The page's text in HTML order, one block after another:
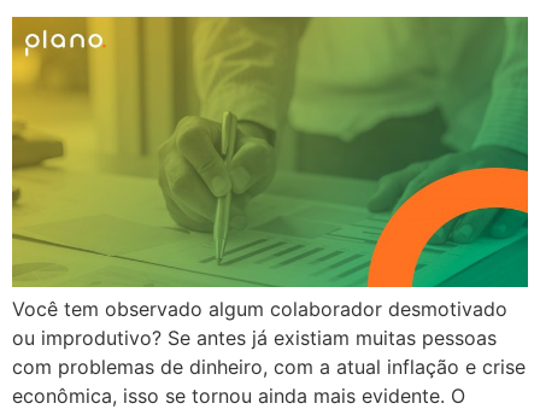
Você tem observado algum colaborador desmotivado
ou improdutivo? Se antes já existiam muitas pessoas
com problemas de dinheiro, com a atual inflação e crise
econômica, isso se tornou ainda mais evidente. O